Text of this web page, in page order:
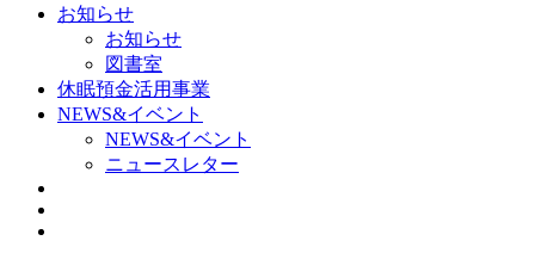
お知らせ
お知らせ
図書室
休眠預金活用事業
NEWS&イベント
NEWS&イベント
ニュースレター